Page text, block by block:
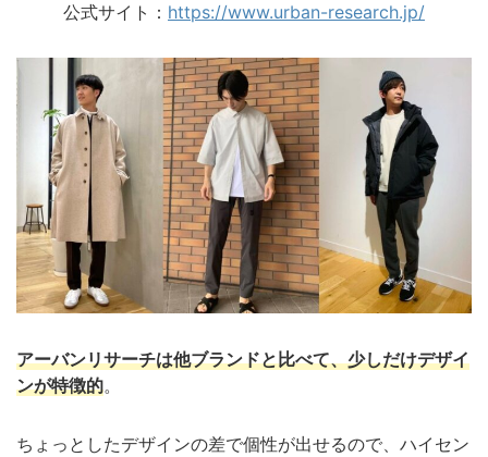
公式サイト： https://www.urban-research.jp/
アーバンリサーチは他ブランドと比べて、少しだけデザイ
ンが特徴的。
ちょっとしたデザインの差で個性が出せるので、ハイセン